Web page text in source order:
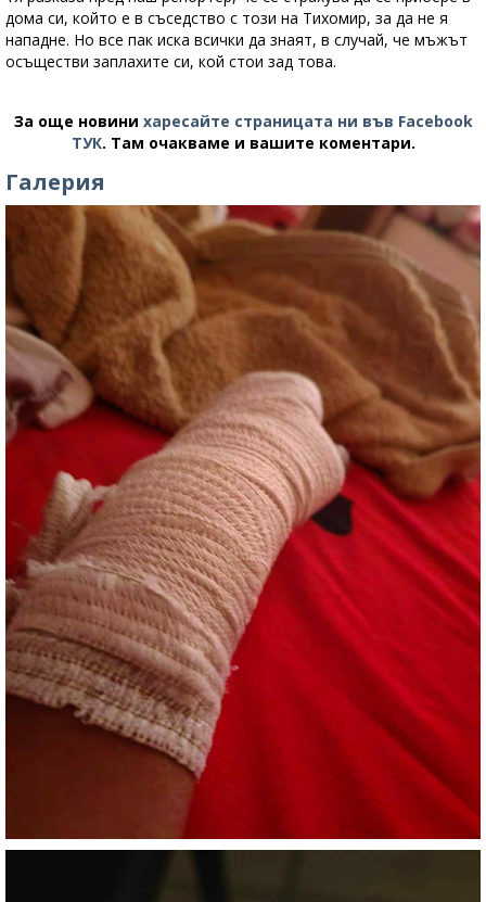
дома си, който е в съседство с този на Тихомир, за да не я
нападне. Но все пак иска всички да знаят, в случай, че мъжът
осъществи заплахите си, кой стои зад това.
За още новини харесайте страницата ни във Facebook
ТУК. Там очакваме и вашите коментари.
Галерия